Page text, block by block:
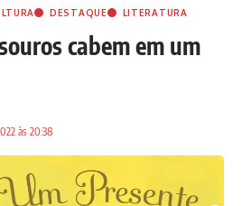
DESTAQUE LITERATURA
cabem em um
às 20:38